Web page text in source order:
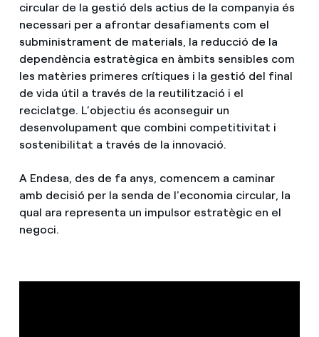
circular de la gestió dels actius de la companyia és
necessari per a afrontar desafiaments com el
subministrament de materials, la reducció de la
dependència estratègica en àmbits sensibles com
les matèries primeres crítiques i la gestió del final
de vida útil a través de la reutilització i el
reciclatge. L’objectiu és aconseguir un
desenvolupament que combini competitivitat i
sostenibilitat a través de la innovació.
A Endesa, des de fa anys, comencem a caminar
amb decisió per la senda de l'economia circular, la
qual ara representa un impulsor estratègic en el
negoci.